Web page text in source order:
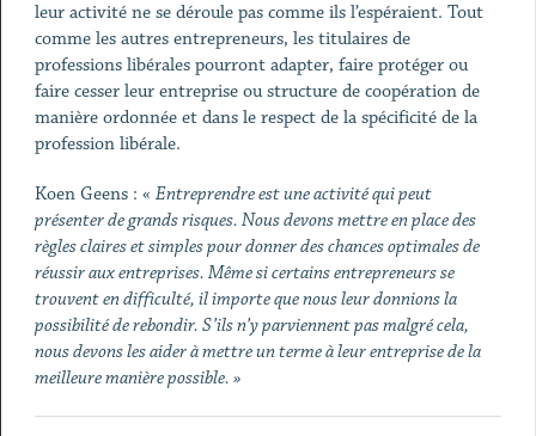
leur activité ne se déroule pas comme ils l’espéraient. Tout
comme les autres entrepreneurs, les titulaires de
professions libérales pourront adapter, faire protéger ou
faire cesser leur entreprise ou structure de coopération de
manière ordonnée et dans le respect de la spécificité de la
profession libérale.
Koen Geens : « Entreprendre est une activité qui peut
présenter de grands risques. Nous devons mettre en place des
règles claires et simples pour donner des chances optimales de
réussir aux entreprises. Même si certains entrepreneurs se
trouvent en difficulté, il importe que nous leur donnions la
possibilité de rebondir. S’ils n’y parviennent pas malgré cela,
nous devons les aider à mettre un terme à leur entreprise de la
meilleure manière possible. »